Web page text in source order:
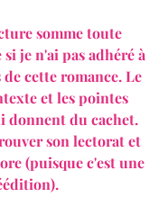
somme toute
je n'ai pas adhéré à
cette romance. Le
et les pointes
donnent du cachet.
son lectorat et
(puisque c'est une